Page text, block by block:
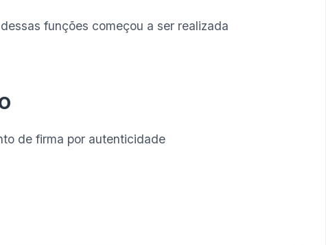
funções começou a ser realizada
de firma por autenticidade